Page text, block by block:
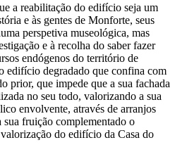
a reabilitação do edifício seja um
e às gentes de Monforte, seus
perspetiva museológica, mas
e à recolha do saber fazer
endógenos do território de
edifício degradado que confina com
prior, que impede que a sua fachada
no seu todo, valorizando a sua
envolvente, através de arranjos
sua fruição complementado o
do edifício da Casa do